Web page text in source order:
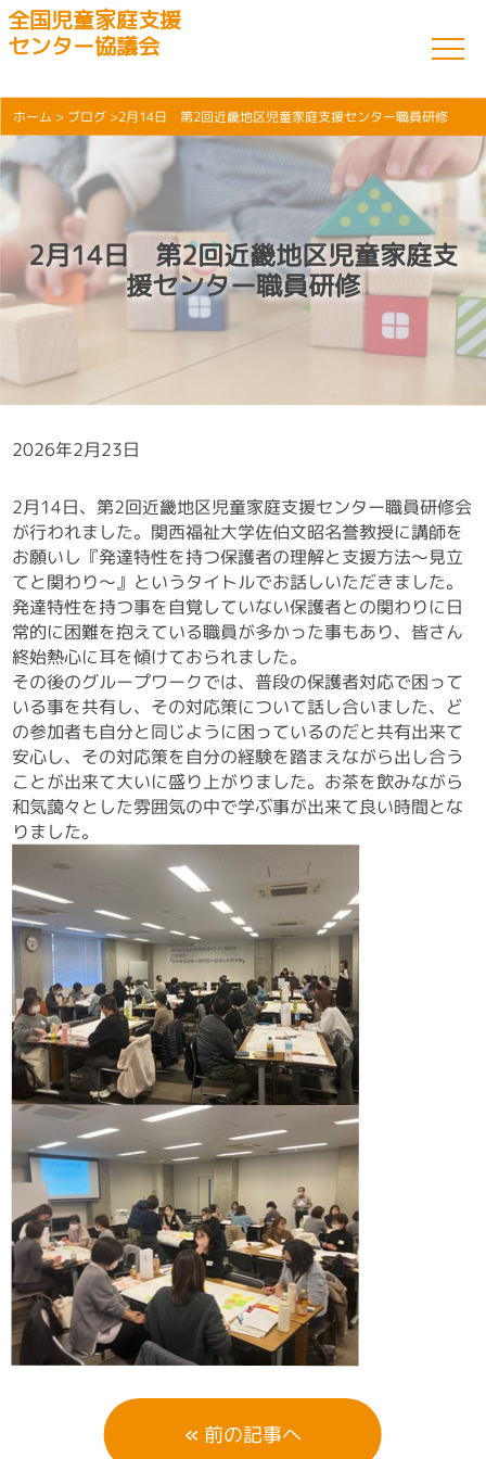
全国児童家庭支援
センター協議会
ホーム > ブログ>2月14日 第2回近畿地区児童家庭支援センター職員研修
2月14日 第2回近畿地区児童家庭支
援センター職員研修
2026年2月23日
2月14日、第2回近畿地区児童家庭支援センター職員研修会
が行われました。関西福祉大学佐伯文昭名誉教授に講師を
お願いし『発達特性を持つ保護者の理解と支援方法～見立
てと関わり～』というタイトルでお話しいただきました。
発達特性を持つ事を自覚していない保護者との関わりに日
常的に困難を抱えている職員が多かった事もあり、皆さん
終始熱心に耳を傾けておられました。
その後のグループワークでは、普段の保護者対応で困って
いる事を共有し、その対応策について話し合いました、ど
の参加者も自分と同じように困っているのだと共有出来て
安心し、その対応策を自分の経験を踏まえながら出し合う
ことが出来て大いに盛り上がりました。お茶を飲みながら
和気藹々とした雰囲気の中で学ぶ事が出来て良い時間とな
りました。
« 前の記事へ